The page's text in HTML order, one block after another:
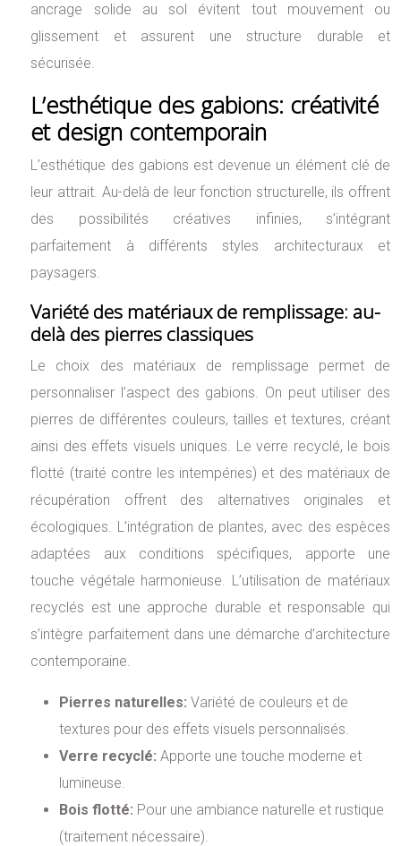
ancrage solide au sol évitent tout mouvement ou
glissement et assurent une structure durable et
sécurisée.
L’esthétique des gabions: créativité
et design contemporain
L’esthétique des gabions est devenue un élément clé de
leur attrait. Au-delà de leur fonction structurelle, ils offrent
des possibilités créatives infinies, s’intégrant
parfaitement à différents styles architecturaux et
paysagers.
Variété des matériaux de remplissage: au-
delà des pierres classiques
Le choix des matériaux de remplissage permet de
personnaliser l’aspect des gabions. On peut utiliser des
pierres de différentes couleurs, tailles et textures, créant
ainsi des effets visuels uniques. Le verre recyclé, le bois
flotté (traité contre les intempéries) et des matériaux de
récupération offrent des alternatives originales et
écologiques. L’intégration de plantes, avec des espèces
adaptées aux conditions spécifiques, apporte une
touche végétale harmonieuse. L’utilisation de matériaux
recyclés est une approche durable et responsable qui
s’intègre parfaitement dans une démarche d’architecture
contemporaine.
Pierres naturelles:Variété de couleurs et de
textures pour des effets visuels personnalisés.
Verre recyclé:Apporte une touche moderne et
lumineuse.
Bois flotté: Pour une ambiance naturelle et rustique
(traitement nécessaire).